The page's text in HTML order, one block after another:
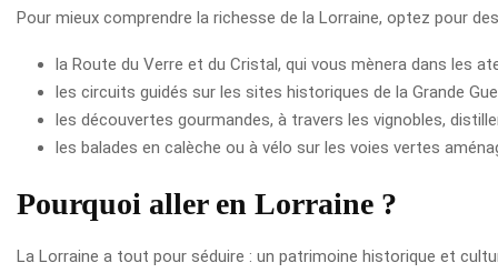
Pour mieux comprendre la richesse de la Lorraine, optez pour
la Route du Verre et du Cristal, qui vous mènera dans les
les circuits guidés sur les sites historiques de la Grande
les découvertes gourmandes, à travers les vignobles,
les balades en calèche ou à vélo sur les voies vertes
Pourquoi aller en Lorraine ?
La Lorraine a tout pour séduire : un patrimoine historique et